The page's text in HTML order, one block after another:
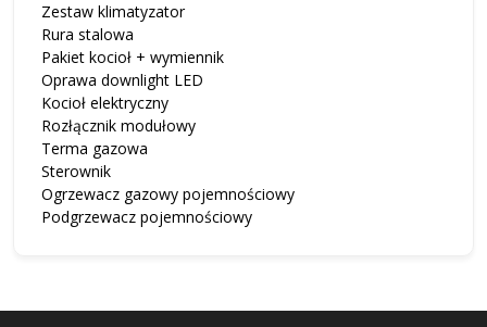
Zestaw klimatyzator
Rura stalowa
Pakiet kocioł + wymiennik
Oprawa downlight LED
Kocioł elektryczny
Rozłącznik modułowy
Terma gazowa
Sterownik
Ogrzewacz gazowy pojemnościowy
Podgrzewacz pojemnościowy